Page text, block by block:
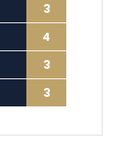
3
4
3
3